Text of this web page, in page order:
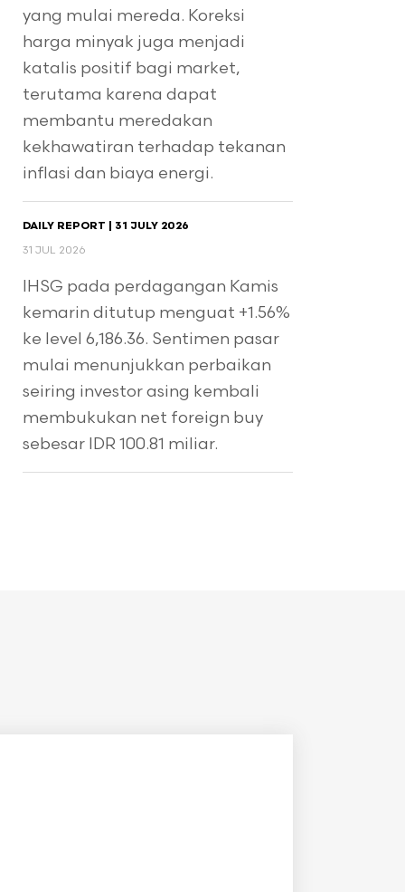
yang mulai mereda. Koreksi
harga minyak juga menjadi
katalis positif bagi market,
terutama karena dapat
membantu meredakan
kekhawatiran terhadap tekanan
inflasi dan biaya energi.
DAILY REPORT | 31 JULY 2026
31 JUL 2026
IHSG pada perdagangan Kamis
kemarin ditutup menguat +1.56%
ke level 6,186.36. Sentimen pasar
mulai menunjukkan perbaikan
seiring investor asing kembali
membukukan net foreign buy
sebesar IDR 100.81 miliar.